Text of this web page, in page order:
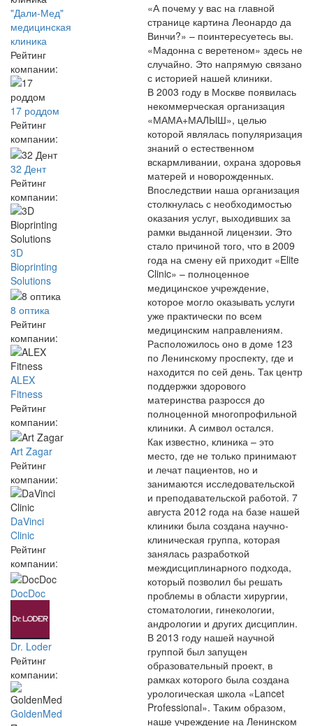
"Дали-Мед"
медицинская
клиника
Рейтинг
компании:
17 роддом
Рейтинг
компании:
32 Дент
Рейтинг
компании:
3D
Bioprinting
Solutions
8 оптика
Рейтинг
компании:
ALEX
Fitness
Рейтинг
компании:
Art Zagar
Рейтинг
компании:
DaVinci
Clinic
Рейтинг
компании:
DocDoc
Dr. Loder
Рейтинг
компании:
GoldenMed
«А почему у вас на главной
странице картина Леонардо да
Винчи?» – поинтересуетесь вы.
«Мадонна с веретеном» здесь не
случайно. Это напрямую связано
с историей нашей клиники.
В 2003 году в Москве появилась
некоммерческая организация
«МАМА+МАЛЫШ», целью
которой являлась популяризация
знаний о естественном
вскармливании, охрана здоровья
матерей и новорожденных.
Впоследствии наша организация
столкнулась с необходимостью
оказания услуг, выходивших за
рамки выданной лицензии. Это
стало причиной того, что в 2009
года на смену ей приходит «Elite
Clinic» – полноценное
медицинское учреждение,
которое могло оказывать услуги
уже практически по всем
медицинским направлениям.
Расположилось оно в доме 123
по Ленинскому проспекту, где и
находится по сей день. Так центр
поддержки здорового
материнства разросся до
полноценной многопрофильной
клиники. А символ остался.
Как известно, клиника – это
место, где не только принимают
и лечат пациентов, но и
занимаются исследовательской
и преподавательской работой. 7
августа 2012 года на базе нашей
клиники была создана научно-
клиническая группа, которая
занялась разработкой
междисциплинарного подхода,
который позволил бы решать
проблемы в области хирургии,
стоматологии, гинекологии,
андрологии и других дисциплин.
В 2013 году нашей научной
группой был запущен
образовательный проект, в
рамках которого была создана
урологическая школа «Lancet
Professional». Таким образом,
наше учреждение на Ленинском